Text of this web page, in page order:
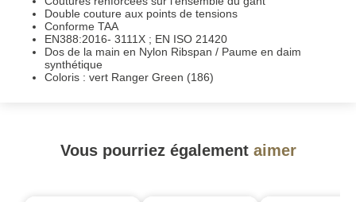
Double couture aux points de tensions
Conforme TAA
EN388:2016- 3111X ; EN ISO 21420
Dos de la main en Nylon Ribspan / Paume en daim
synthétique
Coloris : vert Ranger Green (186)
Vous pourriez également aimer